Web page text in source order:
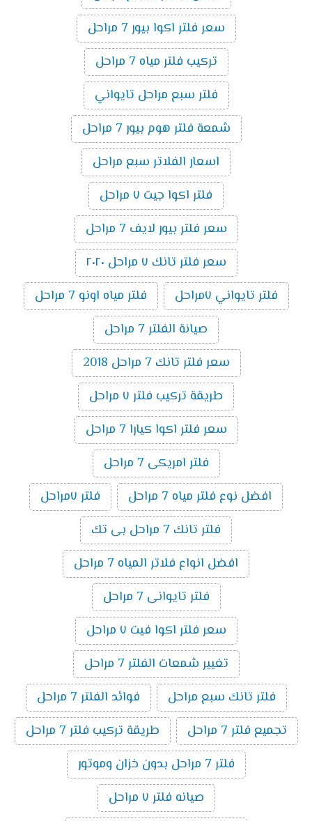
سعر فلتر اكوا بيور 7 مراحل
تركيب فلتر مياه 7 مراحل
فلتر سبع مراحل تايواني
شمعة فلتر هوم بيور 7 مراحل
اسعار الفلاتر سبع مراحل
فلتر اكوا جيت ٧ مراحل
سعر فلتر بيور لايف 7 مراحل
سعر فلتر تانك ٧ مراحل ٢٠٢٠
فلتر تايواني ٧مراحل
فلتر مياه اونو 7 مراحل
صيانة الفلتر 7 مراحل
سعر فلتر تانك 7 مراحل 2018
طريقة تركيب فلتر ٧ مراحل
سعر فلتر اكوا كيارا 7 مراحل
فلتر امريكى 7 مراحل
افضل نوع فلتر مياه 7 مراحل
فلتر ٧مراحل
فلتر تانك 7 مراحل بى تك
افضل انواع فلاتر المياه 7 مراحل
فلتر تايوانى 7 مراحل
سعر فلتر اكوا فيت ٧ مراحل
تغيير شمعات الفلتر 7 مراحل
فلتر تانك سبع مراحل
فوائد الفلتر 7 مراحل
تجميع فلتر 7 مراحل
طريقة تركيب فلتر 7 مراحل
فلتر 7 مراحل بدون خزان وموتور
صيانه فلتر ٧ مراحل